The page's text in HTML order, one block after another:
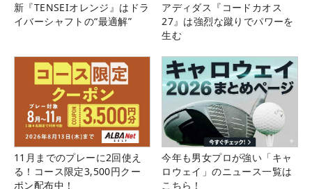
新『TENSEIオレンジ』はドラ
イバーシャフトの“最適解”
アディダス『コードカオス
27』は強烈な蹴りでパワーを
生む
11月までのプレーに2回使え
る！コース限定3,500円クー
ポン配布中！
今年も男女プロが強い「キャ
ロウェイ」のニュース一覧は
こちら！